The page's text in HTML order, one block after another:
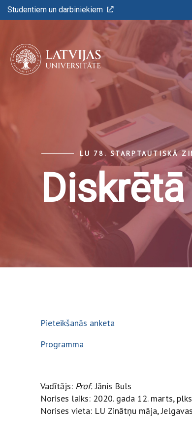
Studentiem un darbiniekiem
LU 78. STARPTAUTISKĀ
Pieteikšanās anketa
Programma
Vadītājs: Prof.Jānis Buls
Norises laiks: 2020. gada 12. marts,
Norises vieta: LU Zinātņu māja,